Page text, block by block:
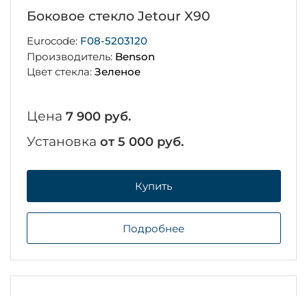
Боковое стекло Jetour X90
Eurocode: F08-5203120
Производитель: Benson
Цвет стекла: Зеленое
Цена 7 900 руб.
Установка от 5 000 руб.
Купить
Подробнее